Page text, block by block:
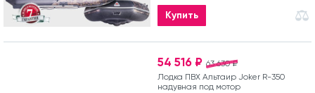
Купить
63 630 ₽
54 516 ₽
Лодка ПВХ Альтаир Joker R-350
надувная под мотор